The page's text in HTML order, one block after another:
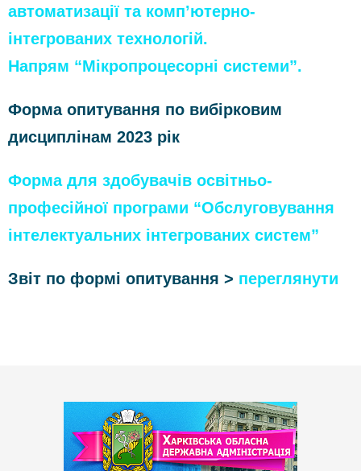
автоматизації та комп’ютерно-
інтегрованих технологій.
Напрям “Мікропроцесорні системи”.
Форма опитування по вибірковим
дисциплінам 2023 рік
Форма для здобувачів освітньо-
професійної програми “Обслуговування
інтелектуальних інтегрованих систем”
Звіт по формі опитування > переглянути